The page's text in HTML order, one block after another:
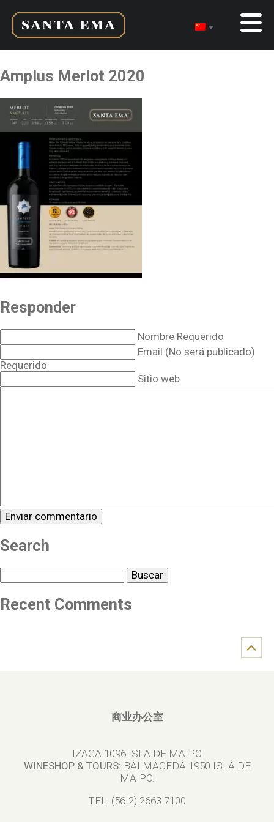
Amplus Merlot 2020
Responder
Nombre Requerido
Email (No será publicado)
Requerido
Sitio web
Search
Recent Comments
商业办公室
IZAGA 1096 ISLA DE MAIPO
WINESHOP & TOURS: BALMACEDA 1950 ISLA DE
MAIPO.
TEL: (56-2) 2663 7100